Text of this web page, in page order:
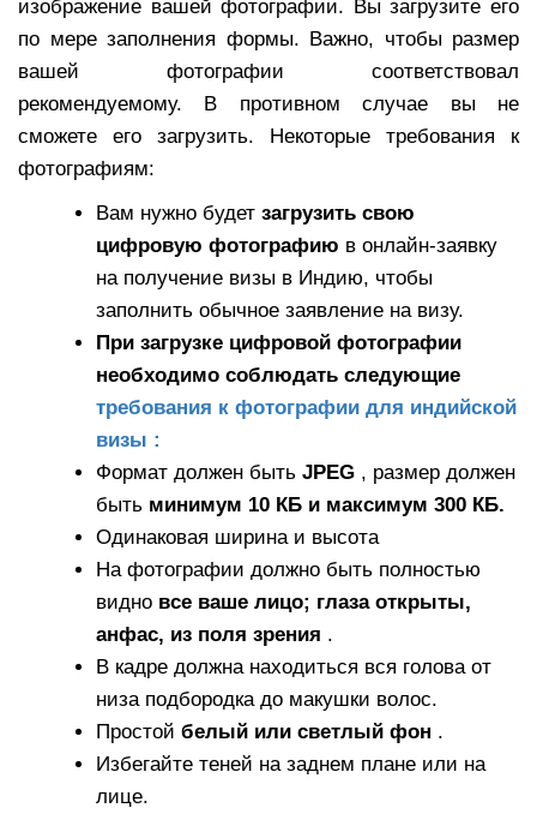
изображение вашей фотографии. Вы загрузите его
по мере заполнения формы. Важно, чтобы размер
вашей фотографии соответствовал
рекомендуемому. В противном случае вы не
сможете его загрузить. Некоторые требования к
фотографиям:
Вам нужно будет загрузить свою
цифровую фотографию в онлайн-заявку
на получение визы в Индию, чтобы
заполнить обычное заявление на визу.
При загрузке цифровой фотографии
необходимо соблюдать следующие
требования к фотографии для индийской
визы :
Формат должен быть JPEG , размер должен
быть минимум 10 КБ и максимум 300 КБ.
Одинаковая ширина и высота
На фотографии должно быть полностью
видно все ваше лицо; глаза открыты,
анфас, из поля зрения .
В кадре должна находиться вся голова от
низа подбородка до макушки волос.
Простой белый или светлый фон .
Избегайте теней на заднем плане или на
лице.